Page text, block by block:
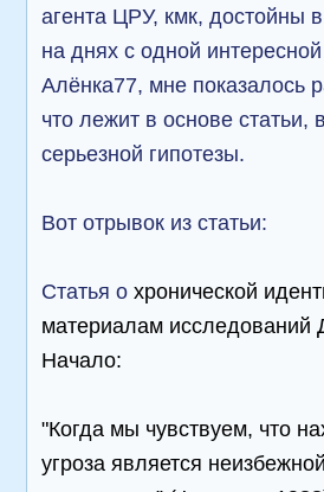
агента ЦРУ, кмк, достойны
на днях с одной
Алёнка77, мне показалось
что лежит в основе статьи,
серьезной гипотезы.
Вот отрывок из статьи:
Статья о хронической
материалам исследований
Начало:
"Когда мы чувствуем, что
угроза является